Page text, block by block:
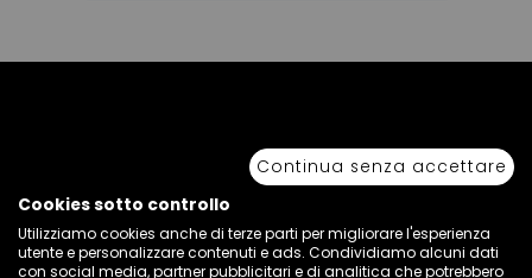
anche parziale.
Via Piave Km 68,600 • 04100 Latina, Italia | P.IVA 01222400598 • N° REA LT -
77855
Continua senza accettare
Cookies sotto controllo
Utilizziamo cookies anche di terze parti per migliorare l'esperienza
utente e personalizzare contenuti e ads. Condividiamo alcuni dati
con social media, partner pubblicitari e di analitica che potrebbero